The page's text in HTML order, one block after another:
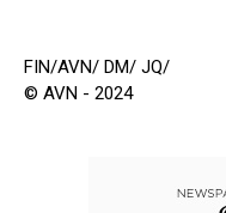
FIN/AVN/ DM/ JQ/
© AVN - 2024